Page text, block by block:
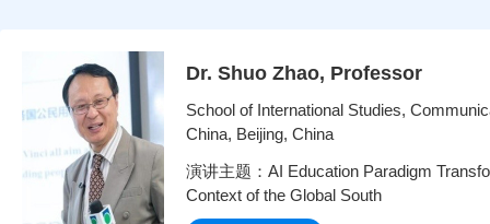
Dr. Shuo Zhao, Professor
School of International Studies,
China, Beijing, China
演讲主题：AI Education Paradigm
Context of the Global South